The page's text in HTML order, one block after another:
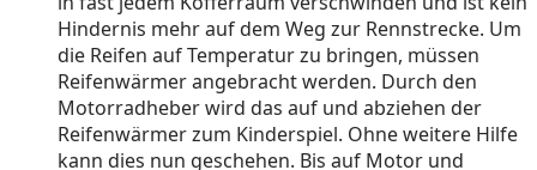
Hindernis mehr auf dem Weg zur Rennstrecke. Um
die Reifen auf Temperatur zu bringen, müssen
Reifenwärmer angebracht werden. Durch den
Motorradheber wird das auf und abziehen der
Reifenwärmer zum Kinderspiel. Ohne weitere Hilfe
kann dies nun geschehen. Bis auf Motor und